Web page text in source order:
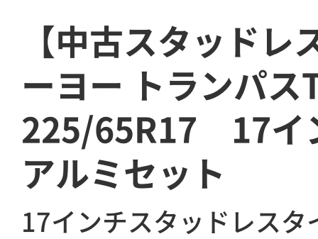
【中古スタッドレ
ーヨー トランパ
225/65R17 17イ
アルミセット
17インチスタッドレスタ